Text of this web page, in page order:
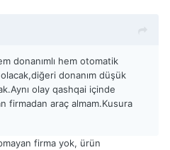
donanımlı hem otomatik
donanım düşük
olay qashqai içinde
firmadan araç almam.Kusura
firma yok, ürün